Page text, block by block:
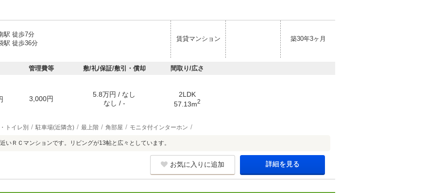
駅 徒歩7分
駅 徒歩36分
賃貸マンション 築30年3ヶ月
管理費等 敷/礼/保証/敷引・償却 間取り/広さ
3,000円
5.8万円 / なし
なし / -
2LDK
57.13m2
トイレ別 駐車場(近隣含) 最上階 角部屋 モニタ付インターホン
いＲＣマンションです。リビングが13帖と広々としています。
お気に入りに追加 詳細を見る